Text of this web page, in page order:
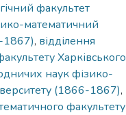
факультет
математичний
1867), відділення
Харківського
наук фізико-
(1866-1867),
факультету